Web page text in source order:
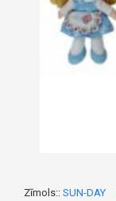
Zīmols:: SUN-DAY